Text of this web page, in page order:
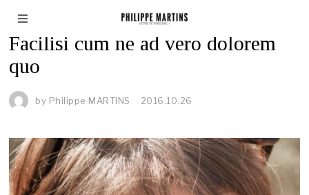
Facilisi cum ne ad vero dolorem
quo
by Philippe MARTINS 2016.10.26